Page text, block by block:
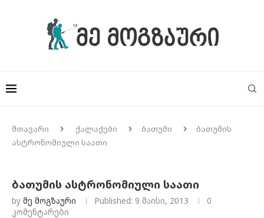
მთავარი ქალაქები ბათუმი
ბათუმის
ასტრონომიული საათი
ბათუმის ასტრონომიული საათი
by Მე Მოგზაური Published: 9 მაისი, 2013
0
კომენტარები